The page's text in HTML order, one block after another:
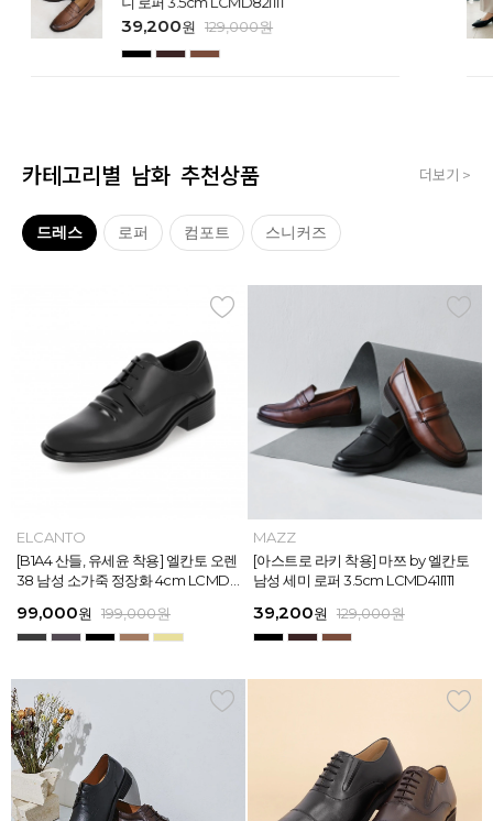
39,200원 129,000원
카테고리별 남화 추천상품 더보기 >
드레스 로퍼 컴포트 스니커즈
MAZZ
마쯔 by 엘칸토 남성 데이엔 스니커즈
3.5cm LCMS20M413
71,400원 189,000원
INTENSE
[아스트로 엠제이 착용] 인텐스 by 엘
칸토 남성 클래식 스니커즈 3cm LC
45,900원 129,000원
ELCANTO
[B1A4 산들, 유세윤 착용] 엘칸토 오렌
38 남성 소가죽 정장화 4cm LCMD3
99,000원 199,000원
MAZZ
[아스트로 라키 착용] 마쯔 by 엘칸토
남성 세미 로퍼 3.5cm LCMD41I111
39,200원 129,000원
MAZZ
[박형식, 지창욱 착용] 마쯔 by 엘칸토
남성 페니 로퍼 3.5cm LCMD82I111
39,200원 129,000원
MAZZ
[안보현 착용] 마쯔 by 엘칸토 남성 캐
쥬얼 플렉시블 로퍼 2cm LCMC93M
38,250원 159,000원
MAZZ
마쯔 by 엘칸토 남성 데일리 컴포트화
4cm LCMF95M111
38,250원 129,000원
MAZZ
마쯔 by 엘칸토 남성 캐주얼 더비 슈
즈 2.4cm LCMC21M326
38,250원 129,000원
MAZZ
마쯔 by 엘칸토 남성 데이엔 스니커즈
3.5cm LCMS20M413
71,400원 189,000원
INTENSE
[아스트로 엠제이 착용] 인텐스 by 엘
칸토 남성 클래식 스니커즈 3cm LC
45,900원 129,000원
ELCANTO
[B1A4 산들, 유세윤 착용] 엘칸토 오렌
38 남성 소가죽 정장화 4cm LCMD3
99,000원 199,000원
MAZZ
[아스트로 라키 착용] 마쯔 by 엘칸토
남성 세미 로퍼 3.5cm LCMD41I111
39,200원 129,000원